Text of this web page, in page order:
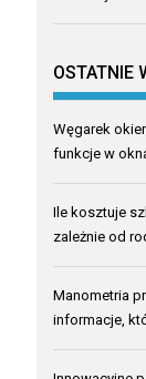
OSTATNIE
Węgarek
funkcje w
Ile kosztuje
zależnie od
Manometria
informacje,